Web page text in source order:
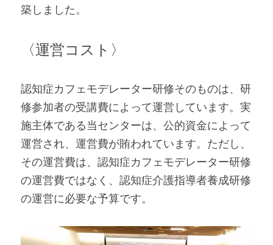
築しました。
〈運営コスト〉
認知症カフェモデレーター研修そのものは、研
修参加者の受講費によって運営しています。実
施主体である当センターは、公的資金によって
運営され、運営費が賄われています。ただし、
その運営費は、認知症カフェモデレーター研修
の運営費ではなく、認知症介護指導者養成研修
の運営に必要な予算です。